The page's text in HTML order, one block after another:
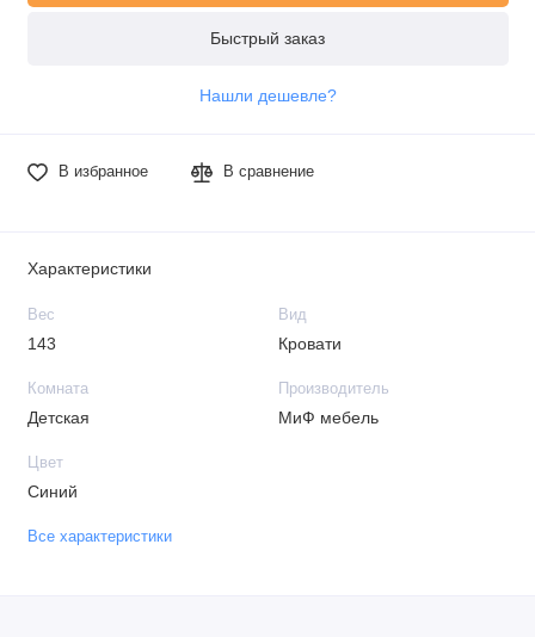
Быстрый заказ
Нашли дешевле?
В избранное В сравнение
Характеристики
Вес
143
Вид
Кровати
Комната
Детская
Производитель
МиФ мебель
Цвет
Синий
Все характеристики